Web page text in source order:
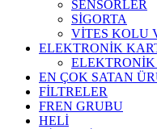
SENSÖRLER
SİGORTA
VİTES KOLU
ELEKTRONİK
EN ÇOK SATAN
FİLTRELER
FREN GRUBU
HELİ